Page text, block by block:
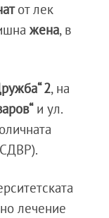
от лек
жена, в
2, на
и ул.
лечение